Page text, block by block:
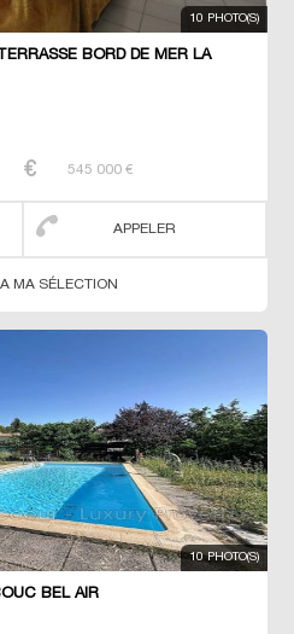
10 PHOTO(S)
BORD DE MER LA
545 000 €
APPELER
MA SÉLECTION
10 PHOTO(S)
BEL AIR